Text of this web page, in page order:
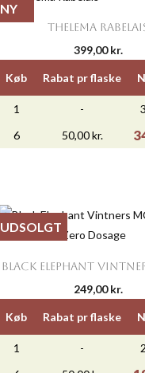
 Vis her
THELEMA
399,00 kr.
Køb Rabat pr flaske
1 -
6
50,00 kr.
NY
 Vis her
BLACK ELEPHANT
249,00 kr.
Køb Rabat pr flaske
1 -
UDSOLGT